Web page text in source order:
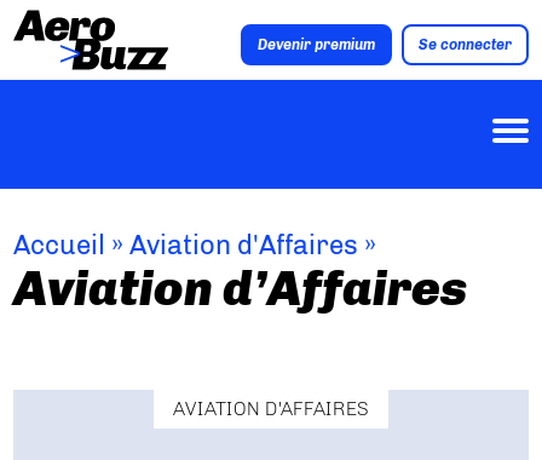
Devenir premium Se connecter
Accueil »Aviation d'Affaires »
Aviation d’Affaires
AVIATION D'AFFAIRES